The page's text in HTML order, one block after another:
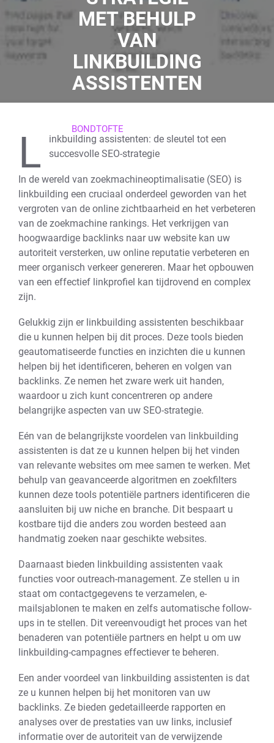
MET BEHULP
VAN
LINKBUILDING
ASSISTENTEN
BONDTOFTE
25 TAGS
L
inkbuilding assistenten: de sleutel tot een
succesvolle SEO-strategie
In de wereld van zoekmachineoptimalisatie (SEO) is
linkbuilding een cruciaal onderdeel geworden van het
vergroten van de online zichtbaarheid en het verbeteren
van de zoekmachine rankings. Het verkrijgen van
hoogwaardige backlinks naar uw website kan uw
autoriteit versterken, uw online reputatie verbeteren en
meer organisch verkeer genereren. Maar het opbouwen
van een effectief linkprofiel kan tijdrovend en complex
zijn.
Gelukkig zijn er linkbuilding assistenten beschikbaar
die u kunnen helpen bij dit proces. Deze tools bieden
geautomatiseerde functies en inzichten die u kunnen
helpen bij het identificeren, beheren en volgen van
backlinks. Ze nemen het zware werk uit handen,
waardoor u zich kunt concentreren op andere
belangrijke aspecten van uw SEO-strategie.
Eén van de belangrijkste voordelen van linkbuilding
assistenten is dat ze u kunnen helpen bij het vinden
van relevante websites om mee samen te werken. Met
behulp van geavanceerde algoritmen en zoekfilters
kunnen deze tools potentiële partners identificeren die
aansluiten bij uw niche en branche. Dit bespaart u
kostbare tijd die anders zou worden besteed aan
handmatig zoeken naar geschikte websites.
Daarnaast bieden linkbuilding assistenten vaak
functies voor outreach-management. Ze stellen u in
staat om contactgegevens te verzamelen, e-
mailsjablonen te maken en zelfs automatische follow-
ups in te stellen. Dit vereenvoudigt het proces van het
benaderen van potentiële partners en helpt u om uw
linkbuilding-campagnes effectiever te beheren.
Een ander voordeel van linkbuilding assistenten is dat
ze u kunnen helpen bij het monitoren van uw
backlinks. Ze bieden gedetailleerde rapporten en
analyses over de prestaties van uw links, inclusief
informatie over de autoriteit van de verwijzende